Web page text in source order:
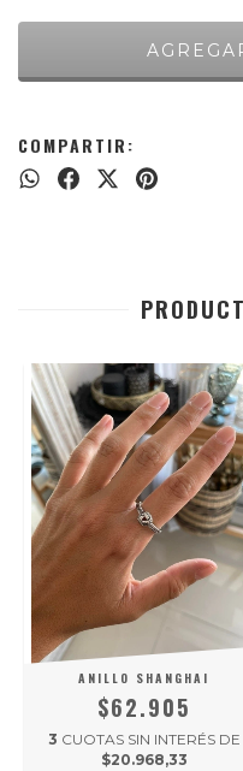
COMPARTIR:
ANILLO SHANGHAI
$62.905
3 CUOTAS SIN INTERÉS DE
$20.968,33